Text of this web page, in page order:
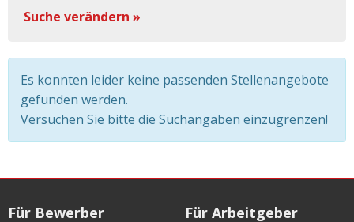
Suche verändern »
Es konnten leider keine passenden Stellenangebote
gefunden werden.
Versuchen Sie bitte die Suchangaben einzugrenzen!
Für Bewerber Für Arbeitgeber